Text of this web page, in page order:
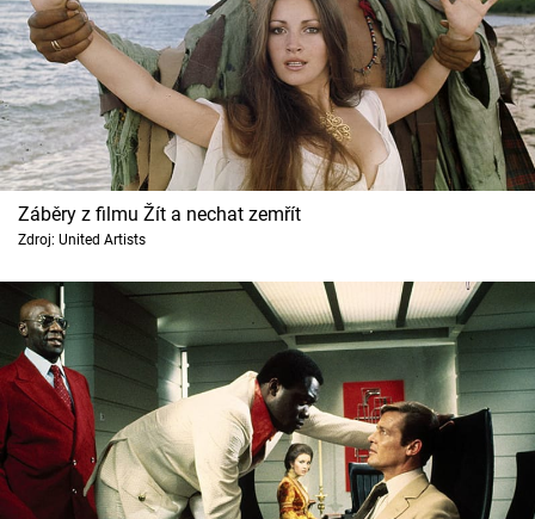
Záběry z filmu Žít a nechat zemřít
Zdroj: United Artists